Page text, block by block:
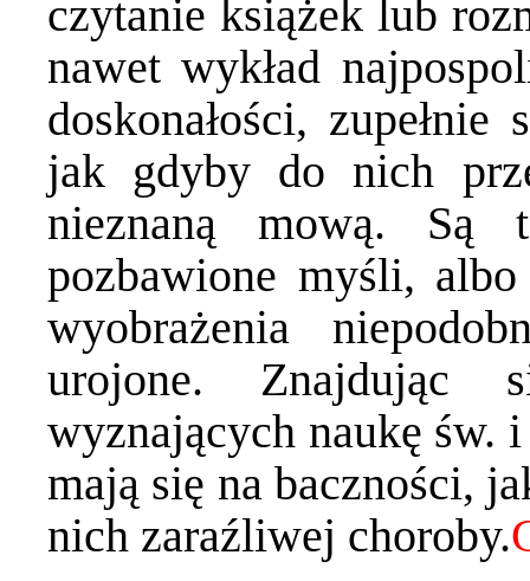
czytanie książek lub
nawet wykład
doskonałości, zupełnie
jak gdyby do nich
nieznaną mową.
pozbawione myśli,
wyobrażenia
urojone. Znajdując
wyznających naukę św.
mają się na baczności,
nich zaraźliwej choroby.